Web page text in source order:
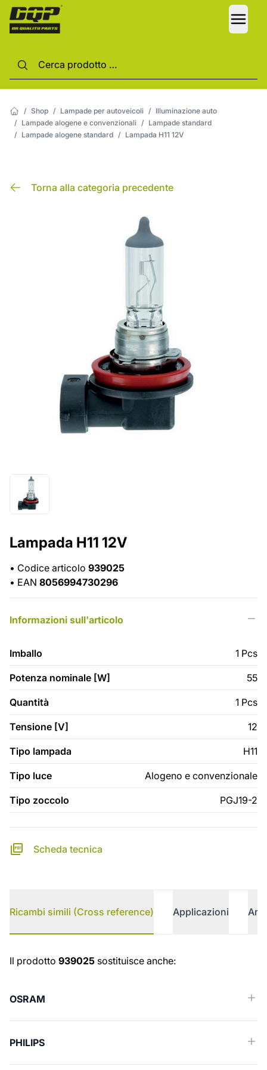
/ Shop / Lampade per autoveicoli / Illuminazione auto
/ Lampade alogene e convenzionali / Lampade standard
/ Lampade alogene standard / Lampada H11 12V
Torna alla categoria precedente
Lampada H11 12V
• Codice articolo 939025
• EAN 8056994730296
Informazioni sull'articolo
Imballo 1 Pcs
Potenza nominale [W] 55
Quantità 1 Pcs
Tensione [V] 12
Tipo lampada H11
Tipo luce Alogeno e convenzionale
Tipo zoccolo PGJ19-2
Scheda tecnica
Ricambi simili (Cross reference) Applicazioni
Ricambi simili (Cross reference)
Il prodotto 939025 sostituisce anche:
OSRAM
PHILIPS